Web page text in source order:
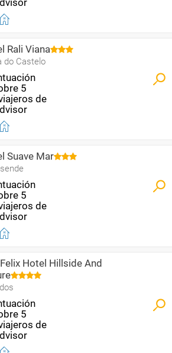
Rali Viana
do Castelo
Suave Mar
Hotel Hillside And